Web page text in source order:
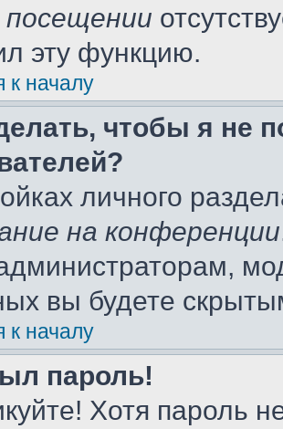
эту функцию.
к началу
чтобы я не
личного
на конференции
вы будете
к началу
пароль!
Хотя пароль